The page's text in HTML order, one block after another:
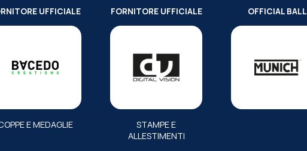
UFFICIALE
E MEDAGLIE
FORNITORE UFFICIALE
STAMPE E
ALLESTIMENTI
OFFICIAL BALL